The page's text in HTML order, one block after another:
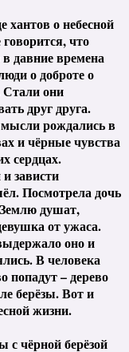
хантов о небесной
что
в давние времена
о доброте о
Стали они
друг друга.
рождались в
и чёрные чувства
сердцах.
зависти
Посмотрела дочь
душат,
от ужаса.
оно и
В человека
попадут – дерево
берёзы. Вот и
жизни.
чёрной берёзой